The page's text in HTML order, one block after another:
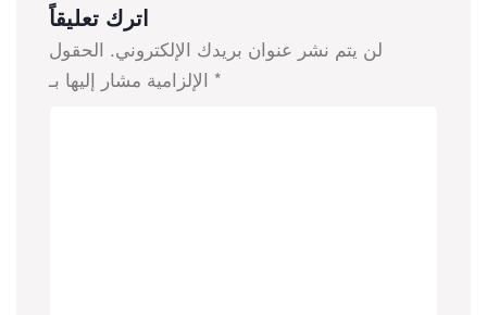
اترك تعليقاً
لن يتم نشر عنوان بريدك الإلكتروني. الحقول
*